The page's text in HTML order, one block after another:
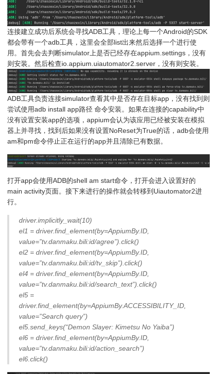
连接建立成功后系统会寻找ADB工具，理论上每一个Android的SDK
都会带有一个adb工具，这里会全部list出来然后选择一个进行使
用。首先会去判断simulator上是否已经存在appium.settings，没有
则安装。然后检查io.appium.uiautomator2.server，没有则安装。
ADB工具负责连接simulator查看其中是否存在目标app，没有找到则
尝试使用adb install app路径 命令安装。如果在连接的capability中
没有设置安装app的选项，appium会认为该应用已经被安装在模拟
器上并寻找，找到后如果没有设置NoReset为True的话，adb会使用
am和pm命令停止正在运行的app并且清除已有数据。
打开app会使用ADB的shell am start命令，打开会进入设置好的
main activity页面。接下来进行的操作就会转移到Uiautomator2进
行。
driver.implicitly_wait(10)
el1 = driver.find_element(by=AppiumBy.ID,
value=”tv.danmaku.bili:id/agree”).click()
el2 = driver.find_element(by=AppiumBy.ID,
value=”tv.danmaku.bili:id/tv_skip”).click()
el4 = driver.find_element(by=AppiumBy.ID,
value=”tv.danmaku.bili:id/search_text”).click()
el5 =
driver.find_element(by=AppiumBy.ACCESSIBILITY_ID,
value=”Search query”)
el5.send_keys(“Demon Slayer: Kimetsu No Yaiba”)
el6 = driver.find_element(by=AppiumBy.ID,
value=”tv.danmaku.bili:id/action_search”)
el6.click()